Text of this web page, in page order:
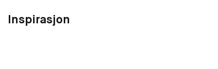
Inspirasjon